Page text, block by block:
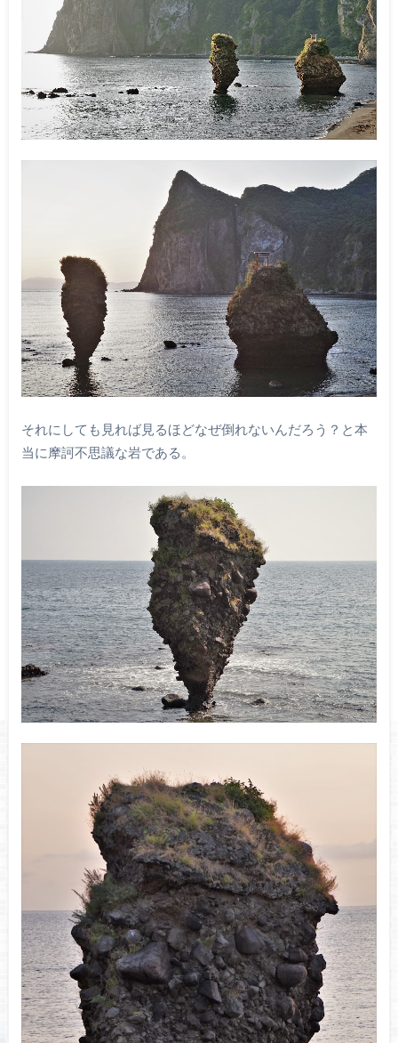
それにしても見れば見るほどなぜ倒れないんだろう？と本
当に摩訶不思議な岩である。